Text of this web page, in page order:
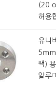
(20
허용
유니
팩)
알루